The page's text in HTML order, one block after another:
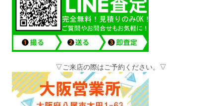
▽ご来店の際はご予約ください。▽